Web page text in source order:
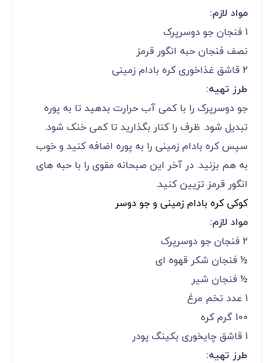
مواد لازم:
1 فنجان جو دوسرپرک
نصف فنجان حبه انگور قرمز
2 قاشق غذاخوری کره بادام زمینی
طرز تهیه:
جو دوسرپرک را با کمی آب حرارت بدهید تا به پوره
تبدیل شود. ظرف را کنار بگذارید تا کمی خنک شود.
سپس کره بادام زمینی را به پوره اضافه کنید و خوب
به هم بزنید. در آخر این صبحانه مقوی را با حبه های
انگور قرمز تزیین کنید.
کوکی کره بادام زمینی و جو دوسر
مواد لازم:
2 فنجان جو دوسرپرک
½ فنجان شکر قهوه ای
½ فنجان شیر
1 عدد تخم مرغ
100 گرم کره
1 قاشق چایخوری بکینگ پودر
طرز تهیه: